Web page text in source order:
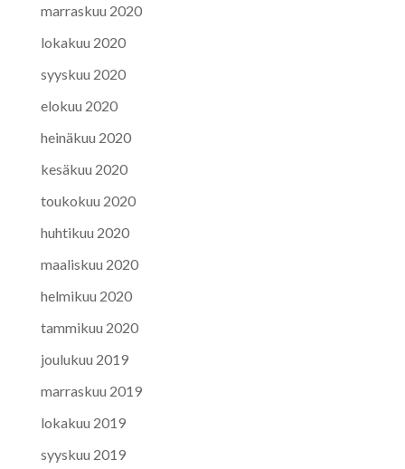
marraskuu 2020
lokakuu 2020
syyskuu 2020
elokuu 2020
heinäkuu 2020
kesäkuu 2020
toukokuu 2020
huhtikuu 2020
maaliskuu 2020
helmikuu 2020
tammikuu 2020
joulukuu 2019
marraskuu 2019
lokakuu 2019
syyskuu 2019